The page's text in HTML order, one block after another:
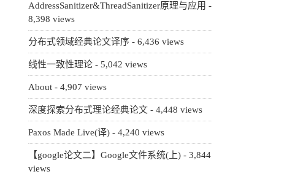
AddressSanitizer&ThreadSanitizer原理与应用 -
8,398 views
分布式领域经典论文译序 - 6,436 views
线性一致性理论 - 5,042 views
About - 4,907 views
深度探索分布式理论经典论文 - 4,448 views
Paxos Made Live(译) - 4,240 views
【google论文二】Google文件系统(上) - 3,844
views